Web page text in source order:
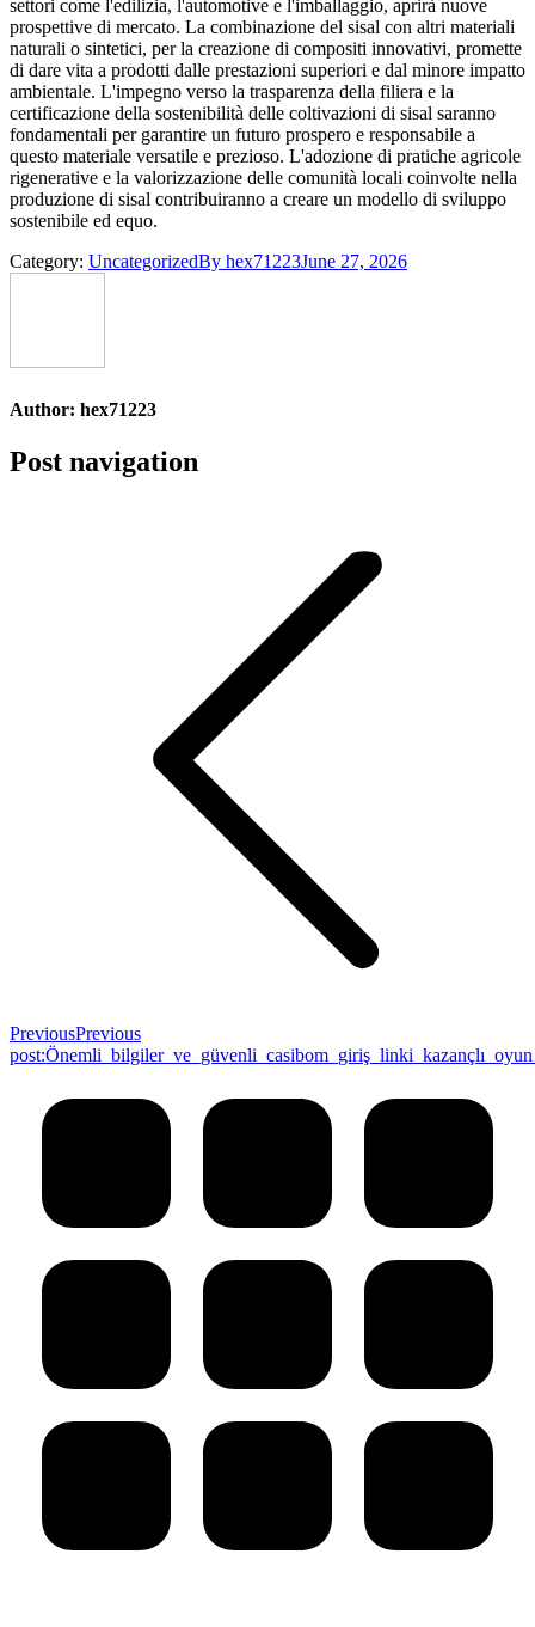
settori come l'edilizia, l'automotive e l'imballaggio, aprirà nuove
prospettive di mercato. La combinazione del sisal con altri materiali
naturali o sintetici, per la creazione di compositi innovativi, promette
di dare vita a prodotti dalle prestazioni superiori e dal minore impatto
ambientale. L'impegno verso la trasparenza della filiera e la
certificazione della sostenibilità delle coltivazioni di sisal saranno
fondamentali per garantire un futuro prospero e responsabile a
questo materiale versatile e prezioso. L'adozione di pratiche agricole
rigenerative e la valorizzazione delle comunità locali coinvolte nella
produzione di sisal contribuiranno a creare un modello di sviluppo
sostenibile ed equo.
Category: UncategorizedBy hex71223June 27, 2026
Author: hex71223
Post navigation
PreviousPrevious
post: